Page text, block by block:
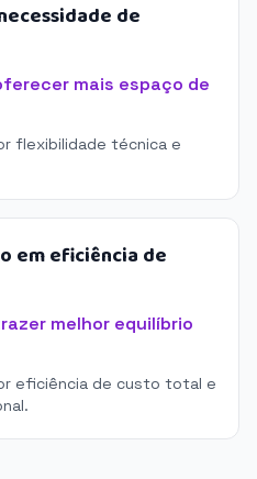
de
mais espaço de
flexibilidade técnica e
em eficiência de
melhor equilíbrio
eficiência de custo total e